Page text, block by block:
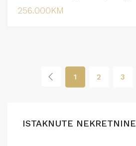
256.000KM
1 2 3
ISTAKNUTE NEKRETNINE